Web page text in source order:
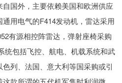
国外，主要依赖美国和欧洲供应
用电气的F414发动机，雷达采用
有源相控阵雷达，弹射座椅采购
统包括飞控、航电、机载系统和武
列、法国、意大利等国采购或引